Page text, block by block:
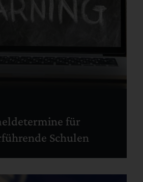
für
Schulen